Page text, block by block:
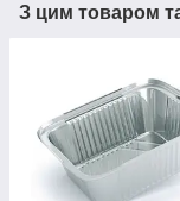
З цим товаром